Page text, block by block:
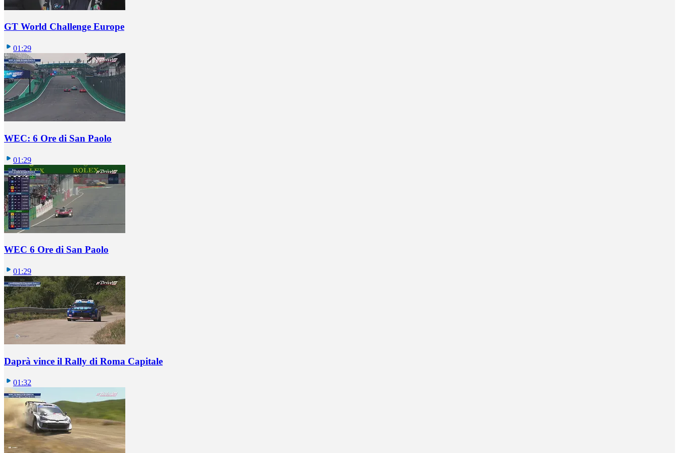
GT World Challenge Europe
01:29
WEC: 6 Ore di San Paolo
01:29
WEC 6 Ore di San Paolo
01:29
Daprà vince il Rally di Roma Capitale
01:32